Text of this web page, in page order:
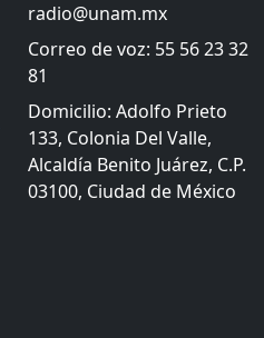
radio@unam.mx
Correo de voz: 55 56 23 32
81
Domicilio: Adolfo Prieto
133, Colonia Del Valle,
Alcaldía Benito Juárez, C.P.
03100, Ciudad de México